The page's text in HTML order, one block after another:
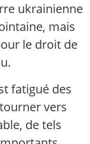
ukrainienne
mais
le droit de
fatigué des
vers
de tels